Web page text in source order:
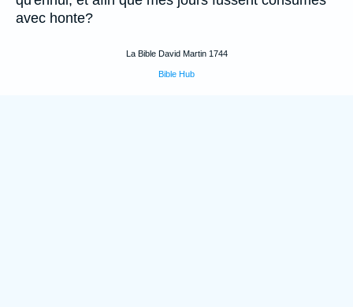
avec honte?
La Bible David Martin 1744
Bible Hub